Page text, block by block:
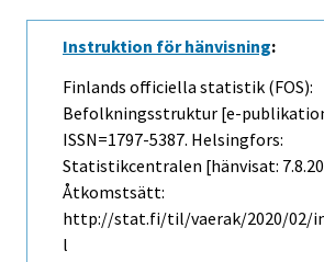
Instruktion för hänvisning:
Finlands officiella statistik (FOS):
Befolkningsstruktur [e-
ISSN=1797-5387. Helsingfors:
Statistikcentralen [hänvisat:
Åtkomstsätt:
http://stat.fi/til/vaerak/2020/02/
l